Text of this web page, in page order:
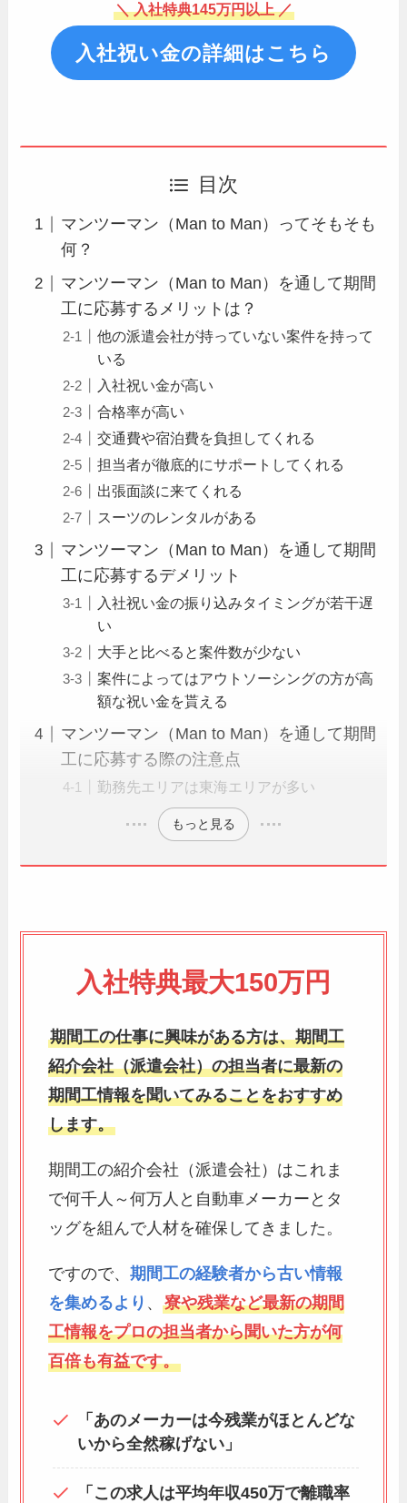
＼ 入社特典145万円以上 ／
入社祝い金の詳細はこちら
目次
マンツーマン（Man to Man）ってそもそも
何？
マンツーマン（Man to Man）を通して期間
工に応募するメリットは？
他の派遣会社が持っていない案件を持って
いる
入社祝い金が高い
合格率が高い
交通費や宿泊費を負担してくれる
担当者が徹底的にサポートしてくれる
出張面談に来てくれる
スーツのレンタルがある
マンツーマン（Man to Man）を通して期間
工に応募するデメリット
入社祝い金の振り込みタイミングが若干遅
い
大手と比べると案件数が少ない
案件によってはアウトソーシングの方が高
額な祝い金を貰える
マンツーマン（Man to Man）を通して期間
工に応募する際の注意点
勤務先エリアは東海エリアが多い
もっと見る
入社特典最大150万円
期間工の仕事に興味がある方は、期間工
紹介会社（派遣会社）の担当者に最新の
期間工情報を聞いてみることをおすすめ
します。
期間工の紹介会社（派遣会社）はこれま
で何千人～何万人と自動車メーカーとタ
ッグを組んで人材を確保してきました。
ですので、期間工の経験者から古い情報
を集めるより 、寮や残業など最新の期間
工情報をプロの担当者から聞いた方が何
百倍も有益です。
「あのメーカーは今残業がほとんどな
いから全然稼げない」
「この求人は平均年収450万で離職率